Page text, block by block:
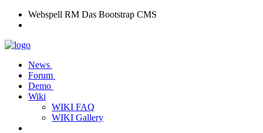
Webspell RM Das Bootstrap CMS
News
Forum
Demo
Wiki
WIKI FAQ
WIKI Gallery